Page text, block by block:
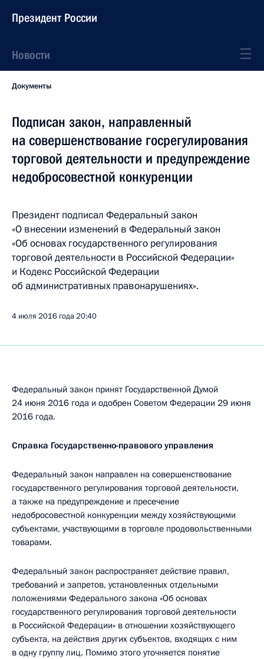
Президент России
Новости
Документы
Подписан закон, направленный
на совершенствование госрегулирования
торговой деятельности и предупреждение
недобросовестной конкуренции
Президент подписал Федеральный закон
«О внесении изменений в Федеральный закон
«Об основах государственного регулирования
торговой деятельности в Российской Федерации»
и Кодекс Российской Федерации
об административных правонарушениях».
4 июля 2016 года20:40
Федеральный закон принят Государственной Думой
24 июня 2016 года и одобрен Советом Федерации 29 июня
2016 года.
Справка Государственно-правового управления
Федеральный закон направлен на совершенствование
государственного регулирования торговой деятельности,
а также на предупреждение и пресечение
недобросовестной конкуренции между хозяйствующими
субъектами, участвующими в торговле продовольственными
товарами.
Федеральный закон распространяет действие правил,
требований и запретов, установленных отдельными
положениями Федерального закона «Об основах
государственного регулирования торговой деятельности
в Российской Федерации» в отношении хозяйствующего
субъекта, на действия других субъектов, входящих с ним
в одну группу лиц. Помимо этого уточняется понятие